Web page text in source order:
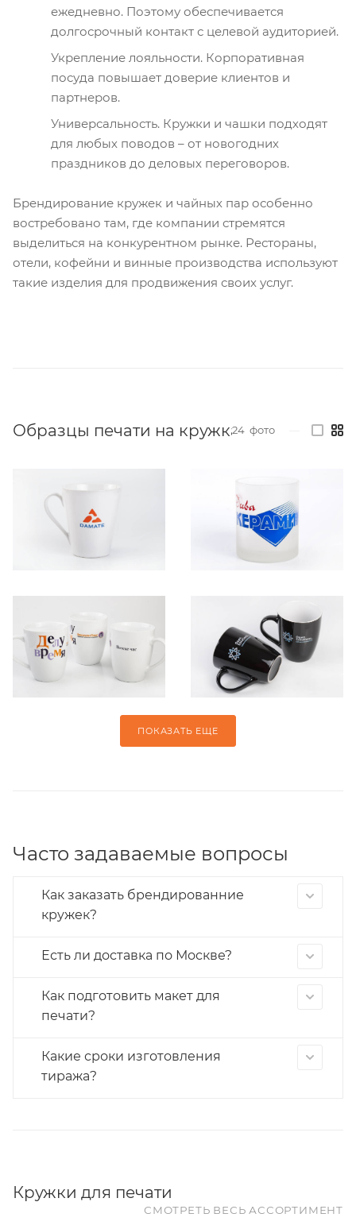
ежедневно. Поэтому обеспечивается
долгосрочный контакт с целевой аудиторией.
Укрепление лояльности. Корпоративная
посуда повышает доверие клиентов и
партнеров.
Универсальность. Кружки и чашки подходят
для любых поводов – от новогодних
праздников до деловых переговоров.
Брендирование кружек и чайных пар особенно
востребовано там, где компании стремятся
выделиться на конкурентном рынке. Рестораны,
отели, кофейни и винные производства используют
такие изделия для продвижения своих услуг.
Образцы печати на кружках
24 фото
ПОКАЗАТЬ ЕЩЕ
Часто задаваемые вопросы
Как заказать брендированние
кружек?
Есть ли доставка по Москве?
Как подготовить макет для
печати?
Какие сроки изготовления
тиража?
Кружки для печати
СМОТРЕТЬ ВЕСЬ АССОРТИМЕНТ